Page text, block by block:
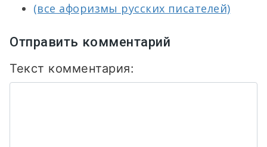
(все афоризмы русских писателей)
Отправить комментарий
Текст комментария: